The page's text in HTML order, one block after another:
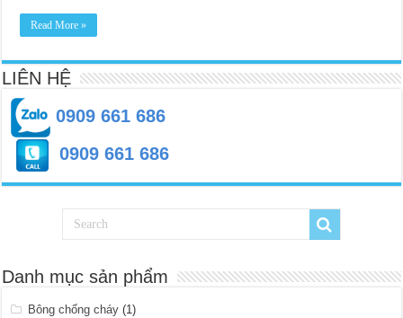
Read More »
LIÊN HỆ
0909 661 686
0909 661 686
Danh mục sản phẩm
Bông chống cháy (1)